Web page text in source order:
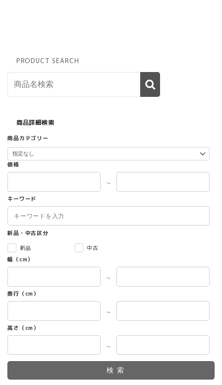
PRODUCT SEARCH
商品詳細検索
商品カテゴリー
価格
～
キーワード
新品・中古区分
新品
中古
幅（cm）
～
奥行（cm）
～
高さ（cm）
～
検索